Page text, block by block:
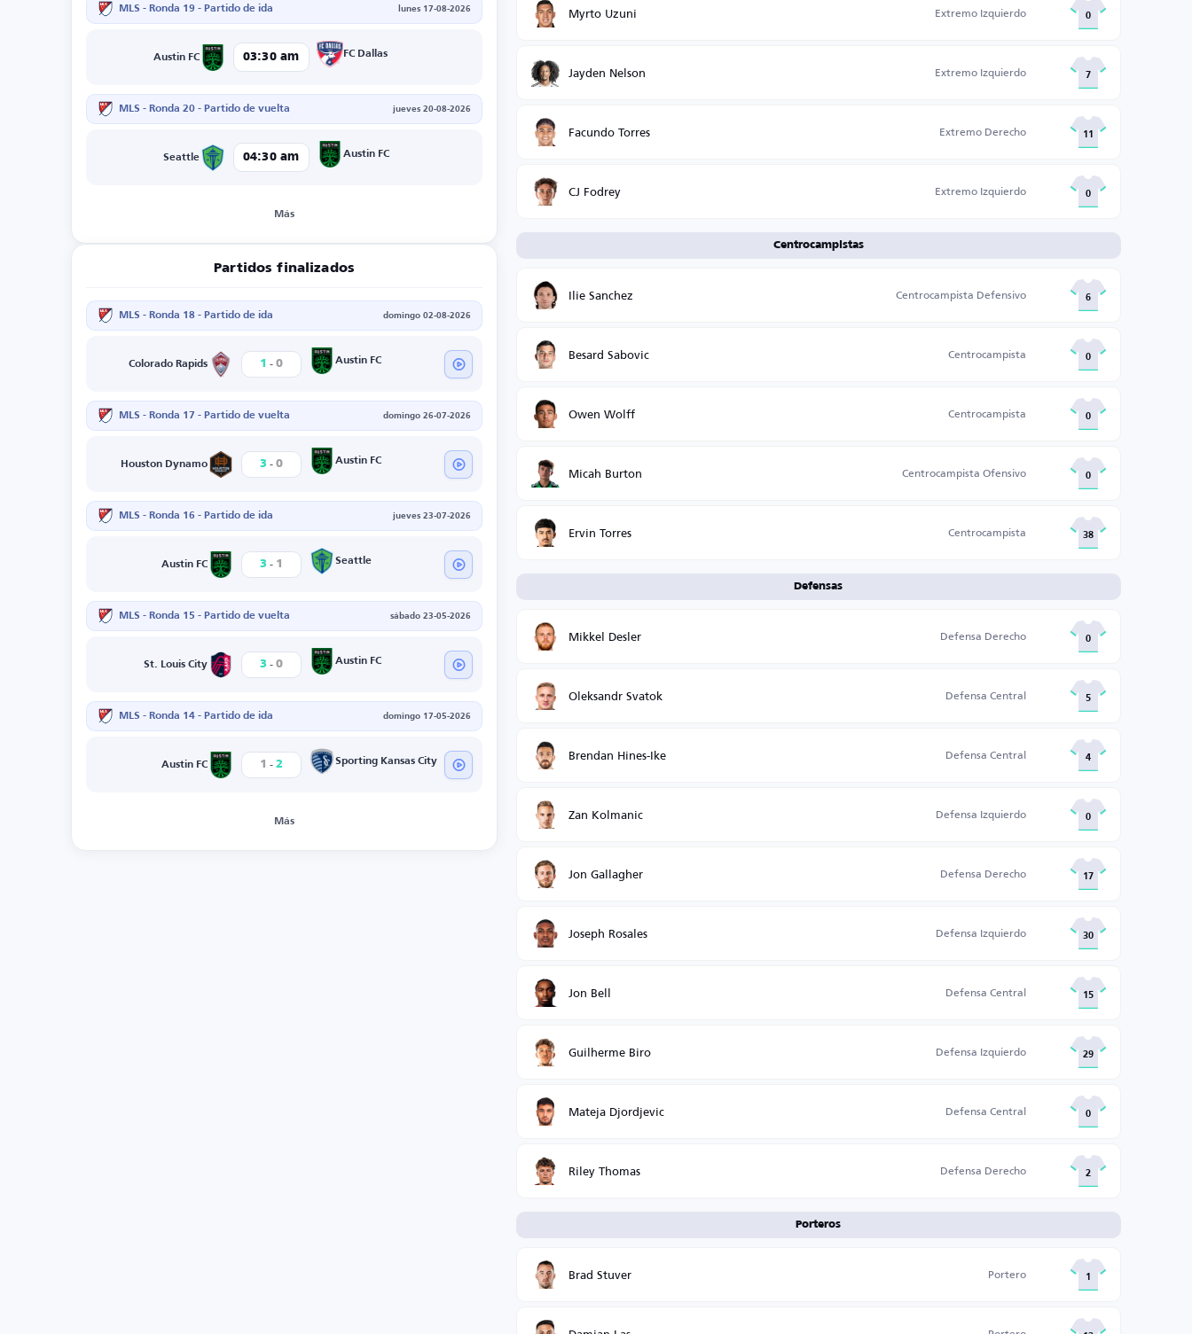
MLS - Ronda 19 - Partido de ida lunes 17-08-2026
Austin FC 03:30 am FC Dallas
MLS - Ronda 20 - Partido de vuelta jueves 20-08-2026
Seattle 04:30 am Austin FC
Más
Partidos finalizados
MLS - Ronda 18 - Partido de ida domingo 02-08-2026
Colorado Rapids 1 - 0 Austin FC
MLS - Ronda 17 - Partido de vuelta domingo 26-07-2026
Houston Dynamo 3 - 0 Austin FC
MLS - Ronda 16 - Partido de ida jueves 23-07-2026
Austin FC 3 - 1 Seattle
MLS - Ronda 15 - Partido de vuelta sábado 23-05-2026
St. Louis City 3 - 0 Austin FC
MLS - Ronda 14 - Partido de ida domingo 17-05-2026
Austin FC 1 - 2 Sporting Kansas City
Más
Myrto Uzuni Extremo Izquierdo 0
Jayden Nelson Extremo Izquierdo 7
Facundo Torres Extremo Derecho 11
CJ Fodrey Extremo Izquierdo 0
Centrocampistas
Ilie Sanchez Centrocampista Defensivo 6
Besard Sabovic Centrocampista 0
Owen Wolff Centrocampista 0
Micah Burton Centrocampista Ofensivo 0
Ervin Torres Centrocampista 38
Defensas
Mikkel Desler Defensa Derecho 0
Oleksandr Svatok Defensa Central 5
Brendan Hines-Ike Defensa Central 4
Zan Kolmanic Defensa Izquierdo 0
Jon Gallagher Defensa Derecho 17
Joseph Rosales Defensa Izquierdo 30
Jon Bell Defensa Central 15
Guilherme Biro Defensa Izquierdo 29
Mateja Djordjevic Defensa Central 0
Riley Thomas Defensa Derecho 2
Porteros
Brad Stuver Portero 1